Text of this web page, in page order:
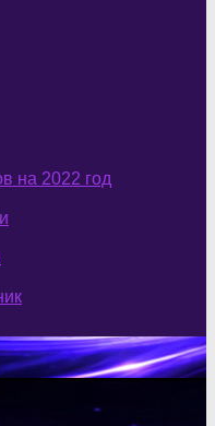
на 2022 год